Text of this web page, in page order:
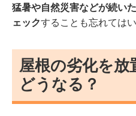
猛暑や自然災害などが続い
ェックすることも忘れてはい
屋根の劣化を放
どうなる？